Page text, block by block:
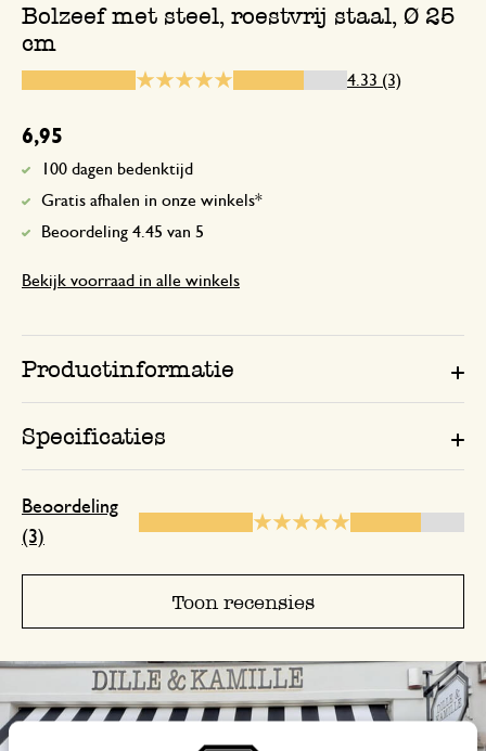
Bolzeef met steel, roestvrij staal, Ø 25
cm
4.33 (3)
6,95
100 dagen bedenktijd
Gratis afhalen in onze winkels*
Beoordeling 4.45 van 5
Bekijk voorraad in alle winkels
Productinformatie
Specificaties
Beoordeling
(3)
Toon recensies
Enkel een score, geen toelichting
5 maart 2026
Fijn dat ie zo lekker groot is